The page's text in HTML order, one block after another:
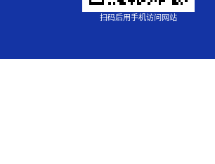
扫码后用手机访问网站